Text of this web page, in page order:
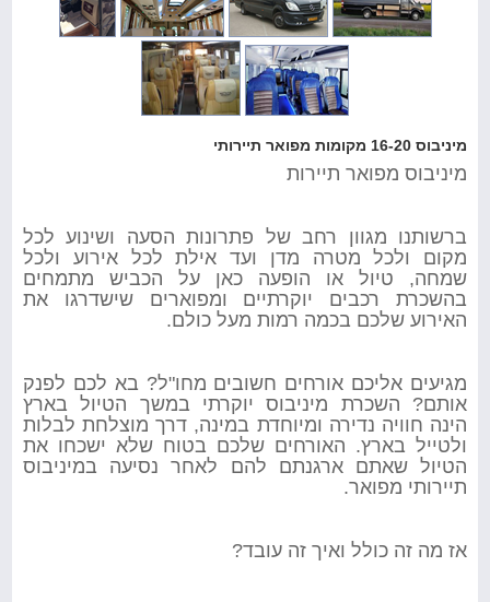
מיניבוס 16-20 מקומות מפואר תיירותי
מיניבוס מפואר תיירות
ברשותנו מגוון רחב של פתרונות הסעה ושינוע לכל
מקום ולכל מטרה מדן ועד אילת לכל אירוע ולכל
שמחה, טיול או הופעה כאן על הכביש מתמחים
בהשכרת רכבים יוקרתיים ומפוארים שישדרגו את
האירוע שלכם בכמה רמות מעל כולם.
מגיעים אליכם אורחים חשובים מחו"ל? בא לכם לפנק
אותם? השכרת מיניבוס יוקרתי במשך הטיול בארץ
הינה חוויה נדירה ומיוחדת במינה, דרך מוצלחת לבלות
ולטייל בארץ. האורחים שלכם בטוח שלא ישכחו את
הטיול שאתם ארגנתם להם לאחר נסיעה במיניבוס
תיירותי מפואר.
אז מה זה כולל ואיך זה עובד?